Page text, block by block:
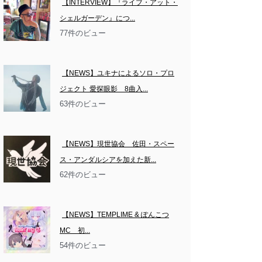
【INTERVIEW】『ライブ・アット・
シェルガーデン』につ...
77件のビュー
【NEWS】ユキナによるソロ・プロ
ジェクト 愛探眼影　8曲入...
63件のビュー
【NEWS】現世協会　佐田・スペー
ス・アンダルシアを加えた新...
62件のビュー
【NEWS】TEMPLIME & ぽんこつ
MC　初...
54件のビュー